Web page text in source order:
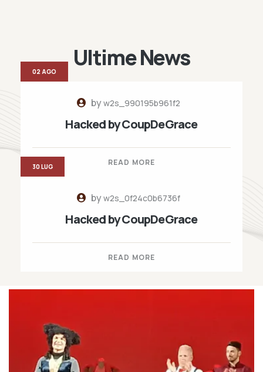
Ultime News
byw2s_990195b961f2
Hacked by CoupDeGrace
READ MORE
02 AGO
byw2s_0f24c0b6736f
Hacked by CoupDeGrace
READ MORE
30 LUG